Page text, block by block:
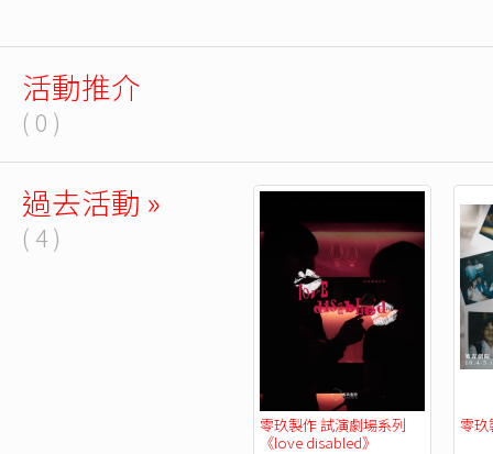
活動推介
( 0 )
過去活動 »
( 4 )
零玖製作 試演劇場系列
《love disabled》
零玖